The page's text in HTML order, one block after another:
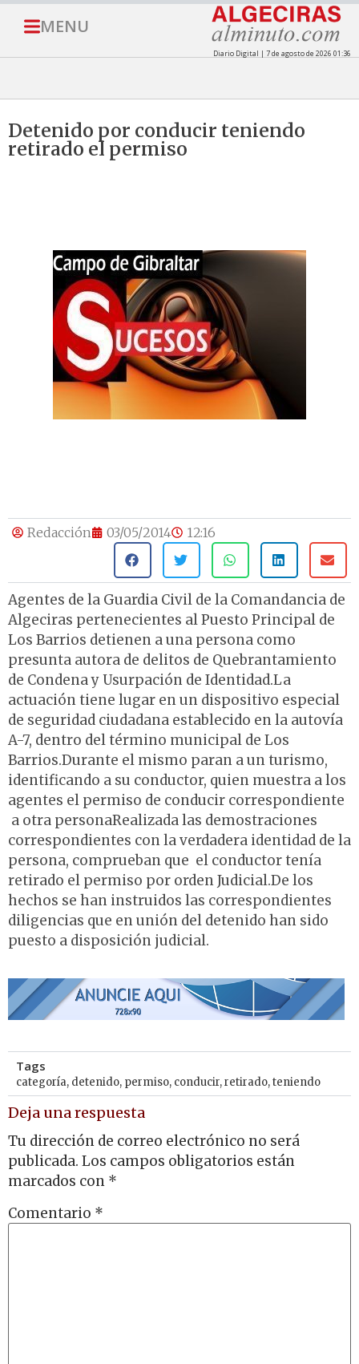
MENU
Diario Digital | 7 de agosto de 2026 01:36
Detenido por conducir teniendo
retirado el permiso
Redacción 03/05/2014 12:16
Agentes de la Guardia Civil de la Comandancia de
Algeciras pertenecientes al Puesto Principal de
Los Barrios detienen a una persona como
presunta autora de delitos de Quebrantamiento
de Condena y Usurpación de Identidad.La
actuación tiene lugar en un dispositivo especial
de seguridad ciudadana establecido en la autovía
A-7, dentro del término municipal de Los
Barrios.Durante el mismo paran a un turismo,
identificando a su conductor, quien muestra a los
agentes el permiso de conducir correspondiente
a otra personaRealizada las demostraciones
correspondientes con la verdadera identidad de la
persona, comprueban que el conductor tenía
retirado el permiso por orden Judicial.De los
hechos se han instruidos las correspondientes
diligencias que en unión del detenido han sido
puesto a disposición judicial.
Tags
categoría, detenido, permiso, conducir,retirado,teniendo
Deja una respuesta
Tu dirección de correo electrónico no será
publicada. Los campos obligatorios están
marcados con *
Comentario *